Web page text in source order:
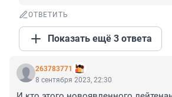
ОТВЕТИТЬ
Показать ещё 3 ответа
263783771
8 сентября 2023, 22:30